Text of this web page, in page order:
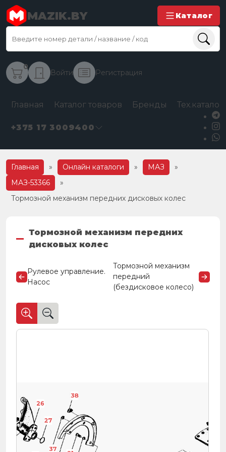
MAZIK.BY Каталог
0
Войти Регистрация
Главная Каталог товаров Бренды
+375 17 3009400
Главная » Онлайн каталоги » МАЗ
»
МАЗ-53366
»
Тормозной механизм передних дисковых колес
Тормозной механизм передних
дисковых колес
Рулевое управление.
Насос
Тормозной механизм
передний
(бездисковое колесо)
26
27
37
38